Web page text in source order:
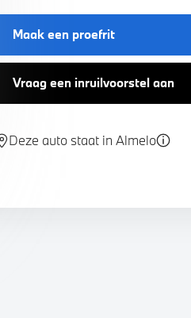
Maak een proefrit
Vraag een inruilvoorstel aan
Deze auto staat in Almelo